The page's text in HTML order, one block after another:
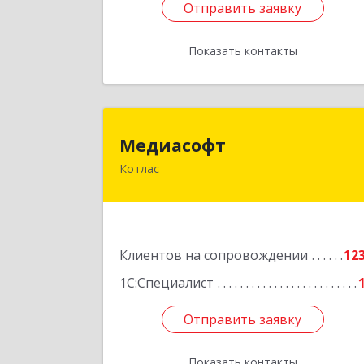
Отправить заявку
Показать контакты
Отправить заявку
Назад
Медиасофт
Котлас
Клиентов на сопровождении
1С:Специалист
1
Отправить заявку
165300, Архангельская обл, Котлас г,
Отправить заявку